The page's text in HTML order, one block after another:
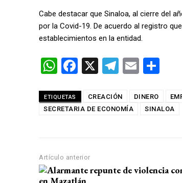
Cabe destacar que Sinaloa, al cierre del
por la Covid-19. De acuerdo al registro
establecimientos en la entidad.
W
at
s
p
F
ce
b
k
X
T
e
gr
E
ail
m
p
ETIQUETAS CREACIÓN DINERO
SECRETARIA DE ECONOMÍA
SINALOA
Artículo anterior